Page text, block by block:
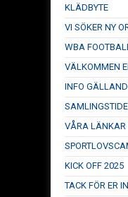
KLÄDBYTE
VI SÖKER NY
WBA
VÄLKOMMEN
INFO
VÅRA LÄNKAR
KICK OFF 2025
TACK FÖR ER